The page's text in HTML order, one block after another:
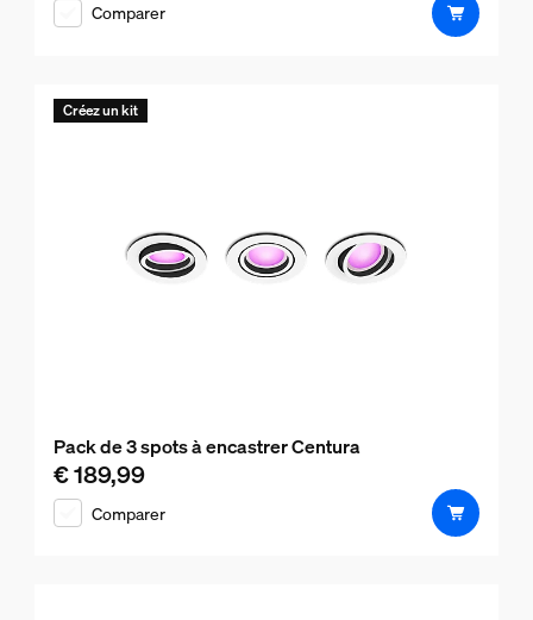
Comparer
Créez un kit
Pack de 3 spots à encastrer Centura
Le prix actuel est € 189,99
€ 189,99
Comparer